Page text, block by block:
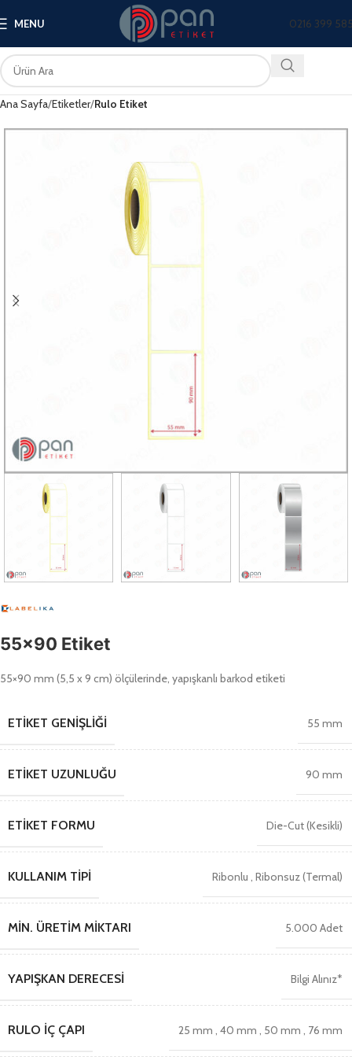
MENU 0216 399
Ana Sayfa Etiketler Rulo Etiket
55×90 Etiket
55×90 mm (5,5 x 9 cm) ölçülerinde, yapışkanlı barkod etiketi
ETIKET GENIŞLIĞI 55 mm
ETIKET UZUNLUĞU 90 mm
ETIKET FORMU Die-Cut (Kesikli)
KULLANIM TIPI Ribonlu Ribonsuz (Termal)
MIN. ÜRETIM MIKTARI 5.000 Adet
YAPIŞKAN DERECESI Bilgi Alınız*
RULO İÇ ÇAPI 25 mm 40 mm 50 mm 76 mm